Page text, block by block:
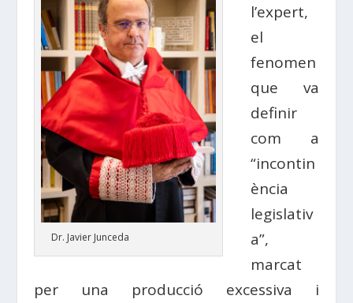
Dr. Javier Junceda
l’expert,
el
fenomen
que va
definir
com a
“incontin
ència
legislativ
a”,
marcat
per una producció excessiva i